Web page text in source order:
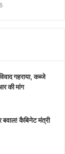
गहराया, कब्जे
की मांग
कैबिनेट मंत्री